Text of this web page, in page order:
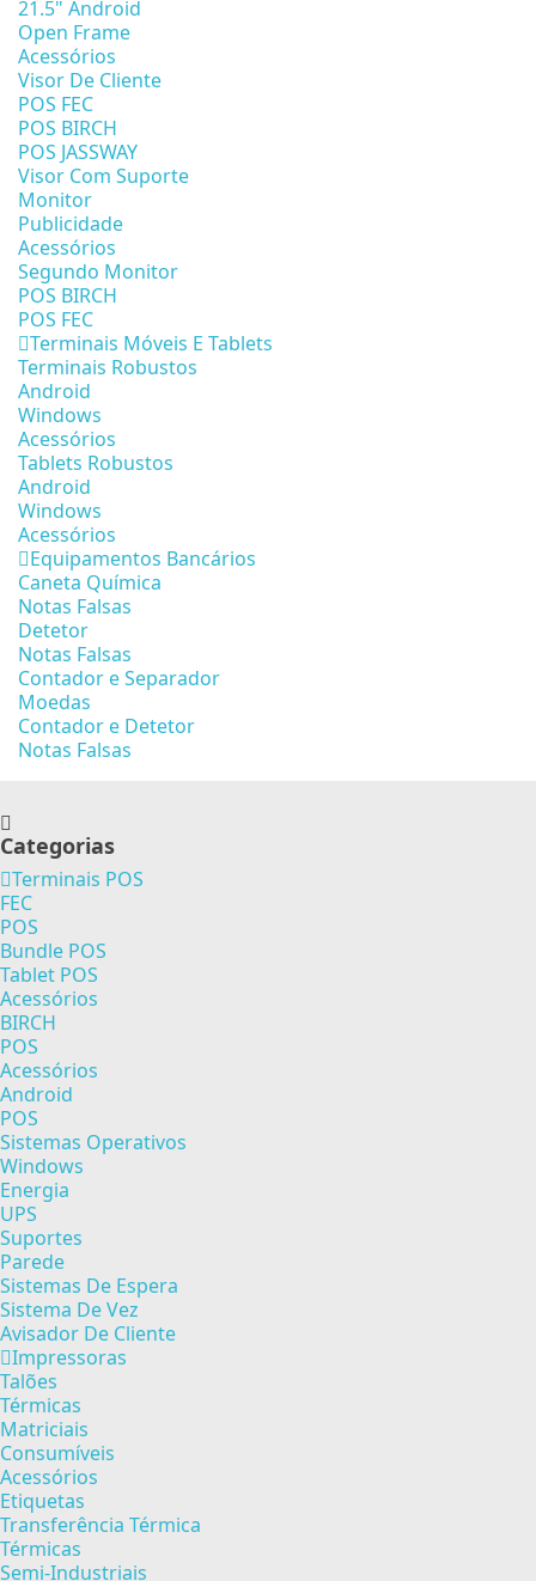
21.5" Android
Open Frame
Acessórios
Visor De Cliente
POS FEC
POS BIRCH
POS JASSWAY
Visor Com Suporte
Monitor
Publicidade
Acessórios
Segundo Monitor
POS BIRCH
POS FEC
Terminais Móveis E Tablets
Terminais Robustos
Android
Windows
Acessórios
Tablets Robustos
Android
Windows
Acessórios
Equipamentos Bancários
Caneta Química
Notas Falsas
Detetor
Notas Falsas
Contador e Separador
Moedas
Contador e Detetor
Notas Falsas
Categorias
Terminais POS
FEC
POS
Bundle POS
Tablet POS
Acessórios
BIRCH
POS
Acessórios
Android
POS
Sistemas Operativos
Windows
Energia
UPS
Suportes
Parede
Sistemas De Espera
Sistema De Vez
Avisador De Cliente
Impressoras
Talões
Térmicas
Matriciais
Consumíveis
Acessórios
Etiquetas
Transferência Térmica
Térmicas
Semi-Industriais